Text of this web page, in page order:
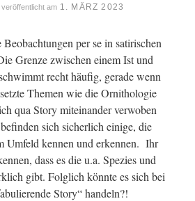
veröffentlicht am 1. MÄRZ 2023
per se in satirischen
Grenze zwischen einem Ist und
recht häufig, gerade wenn
Themen wie die Ornithologie
qua Story miteinander verwoben
sich sicherlich einige, die
Umfeld kennen und erkennen. Ihr
dass es die u.a. Spezies und
gibt. Folglich könnte es sich bei
Story“ handeln?!